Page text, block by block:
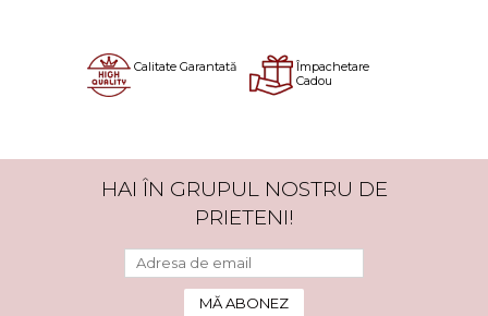
Calitate Garantată
Împachetare
Cadou
HAI ÎN GRUPUL NOSTRU DE
PRIETENI!